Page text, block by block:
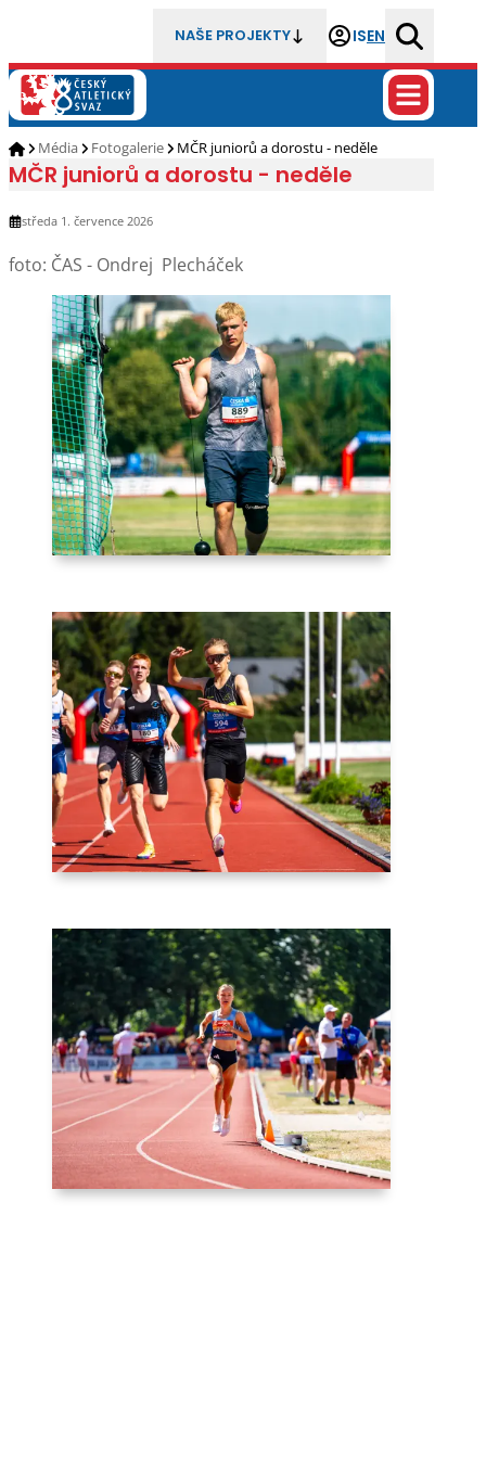
NAŠE PROJEKTY ISEN
Média Fotogalerie MČR juniorů a dorostu - neděle
MČR juniorů a dorostu - neděle
středa 1. července 2026
foto: ČAS - Ondrej Plecháček